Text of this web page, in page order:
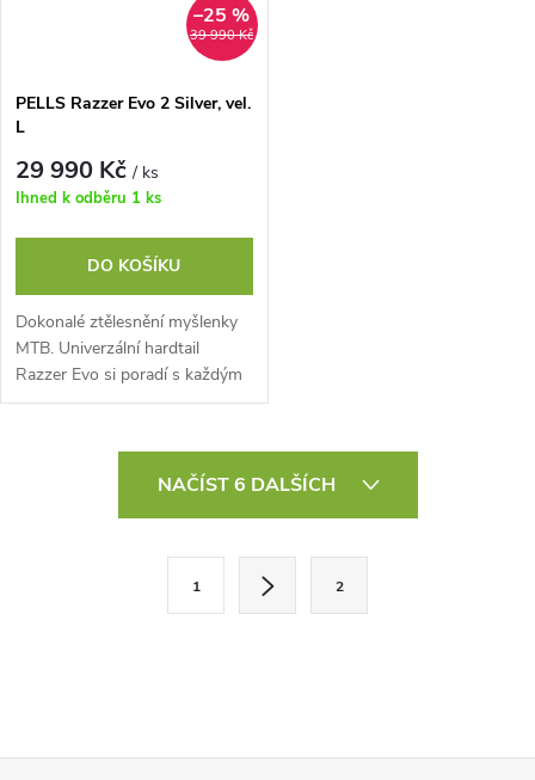
39 990 Kč
–25 %
PELLS Razzer Evo 2 Silver, vel.
L
29 990 Kč/ ks
Ihned k odběru 1 ks
DO KOŠÍKU
Dokonalé ztělesnění myšlenky
MTB. Univerzální hardtail
Razzer Evo si poradí s každým
typem trasy – od XC okruhů,
c
NAČÍST 6 DALŠÍCH
1 2